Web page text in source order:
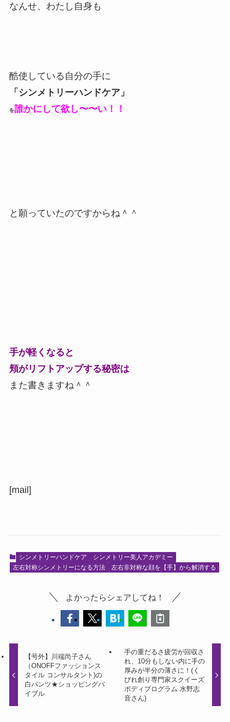
なんせ、わたし自身も
酷使している自分の手に
「シンメトリーハンドケア」
を誰かにして欲し〜〜い！！
と願っていたのですからね＾＾
手が軽くなると
頬がリフトアップする秘密は
また書きますね＾＾
[mail]
シンメトリーハンドケア
シンメトリー美人アカデミー
左右対称シンメトリーになる方法
左右非対称な顔を【手】から解消する
よかったらシェアしてね！
【号外】川端尚子さん
（ONOFFファッションス
タイル コンサルタント)の
白パンツ★ショッピングバ
イブル
手の重だるさ疲労が回収さ
れ、10分もしない内に手の
厚みが半分の薄さに！(く
びれ創り専門家スクイーズ
ボディプログラム 水野志
音さん)